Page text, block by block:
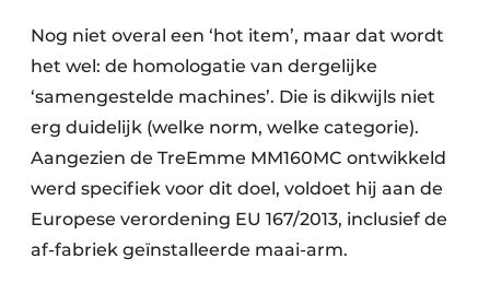
Nog niet overal een ‘hot item’, maar dat wordt
het wel: de homologatie van dergelijke
‘samengestelde machines’. Die is dikwijls niet
erg duidelijk (welke norm, welke categorie).
Aangezien de TreEmme MM160MC ontwikkeld
werd specifiek voor dit doel, voldoet hij aan de
Europese verordening EU 167/2013, inclusief de
af-fabriek geïnstalleerde maai-arm.